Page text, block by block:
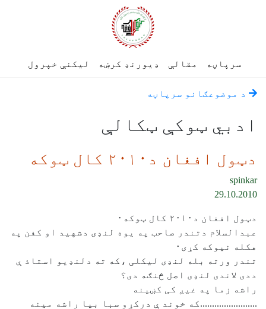
سرپاڼه مقالې ډیورنډ کرښه لیکنې خپرول
د موضوعګانو سرپاڼه
ادبي ټوکې ټکالې
دټول افغان د٢٠١٠ کال ټوکه
spinkar
29.10.2010
دټول افغان د٢٠١٠ کال ټوکه٠
عبدالسلام دتندر صاحب په یوه لنډی دشهید او کفن په
هکله نیوکه کړی٠
تندر ورته بله لنډی لیکلی ،که ته دلنډیو استاذ ې
ددی لاندی لنډی اصل څنګه دی؟
راشه زما په غیږ کی کښینه
........................که خوند ې درکړو سبا بیا راشه مینه